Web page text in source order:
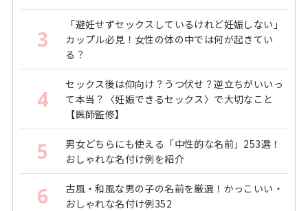
3
「避妊せずセックスしているけれど妊娠しない」
カップル必見！女性の体の中では何が起きてい
る？
4
セックス後は仰向け？うつ伏せ？逆立ちがいいっ
て本当？〈妊娠できるセックス〉で大切なこと
【医師監修】
5
男女どちらにも使える「中性的な名前」253選！
おしゃれな名付け例を紹介
6
古風・和風な男の子の名前を厳選！かっこいい・
おしゃれな名付け例352